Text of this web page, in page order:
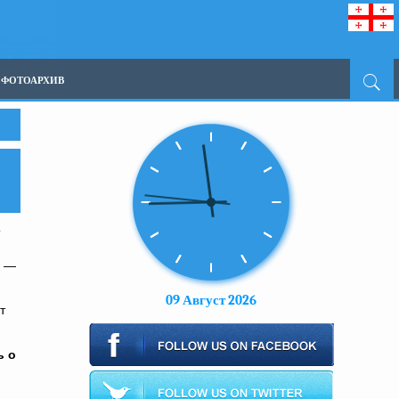
ФОТОАРХИВ
—
о
09 Август 2026